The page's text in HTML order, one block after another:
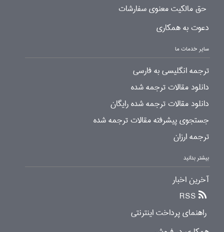
حق مالکیت معنوی سفارشات
دعوت به همکاری
سایر خدمات ما
ترجمه انگلیسی به فارسی
دانلود مقالات ترجمه شده
دانلود مقالات ترجمه شده رایگان
جستجوی پیشرفته مقالات ترجمه شده
ترجمه ارزان
بیشتر بدانید
آخرین اخبار
RSS
راهنمای پرداخت اینترنتی